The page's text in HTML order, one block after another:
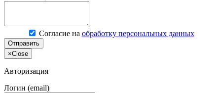
Согласие на обработку персональных данных
Отправить
×Close
Авторизация
Логин (email)